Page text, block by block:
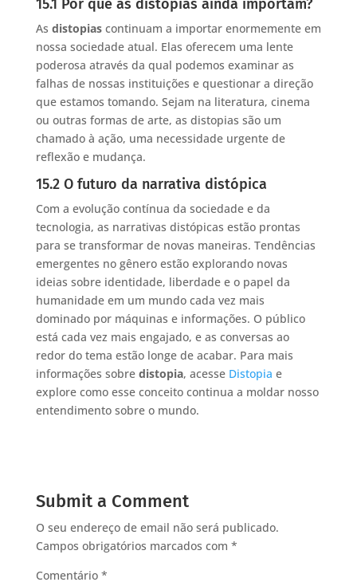
15.1 Por que as distopias ainda importam?
As distopiascontinuam a importar enormemente em
nossa sociedade atual. Elas oferecem uma lente
poderosa através da qual podemos examinar as
falhas de nossas instituições e questionar a direção
que estamos tomando. Sejam na literatura, cinema
ou outras formas de arte, as distopias são um
chamado à ação, uma necessidade urgente de
reflexão e mudança.
15.2 O futuro da narrativa distópica
Com a evolução contínua da sociedade e da
tecnologia, as narrativas distópicas estão prontas
para se transformar de novas maneiras. Tendências
emergentes no gênero estão explorando novas
ideias sobre identidade, liberdade e o papel da
humanidade em um mundo cada vez mais
dominado por máquinas e informações. O público
está cada vez mais engajado, e as conversas ao
redor do tema estão longe de acabar. Para mais
informações sobre distopia, acesse Distopia e
explore como esse conceito continua a moldar nosso
entendimento sobre o mundo.
Submit a Comment
O seu endereço de email não será publicado.
Campos obrigatórios marcados com *
Comentário *